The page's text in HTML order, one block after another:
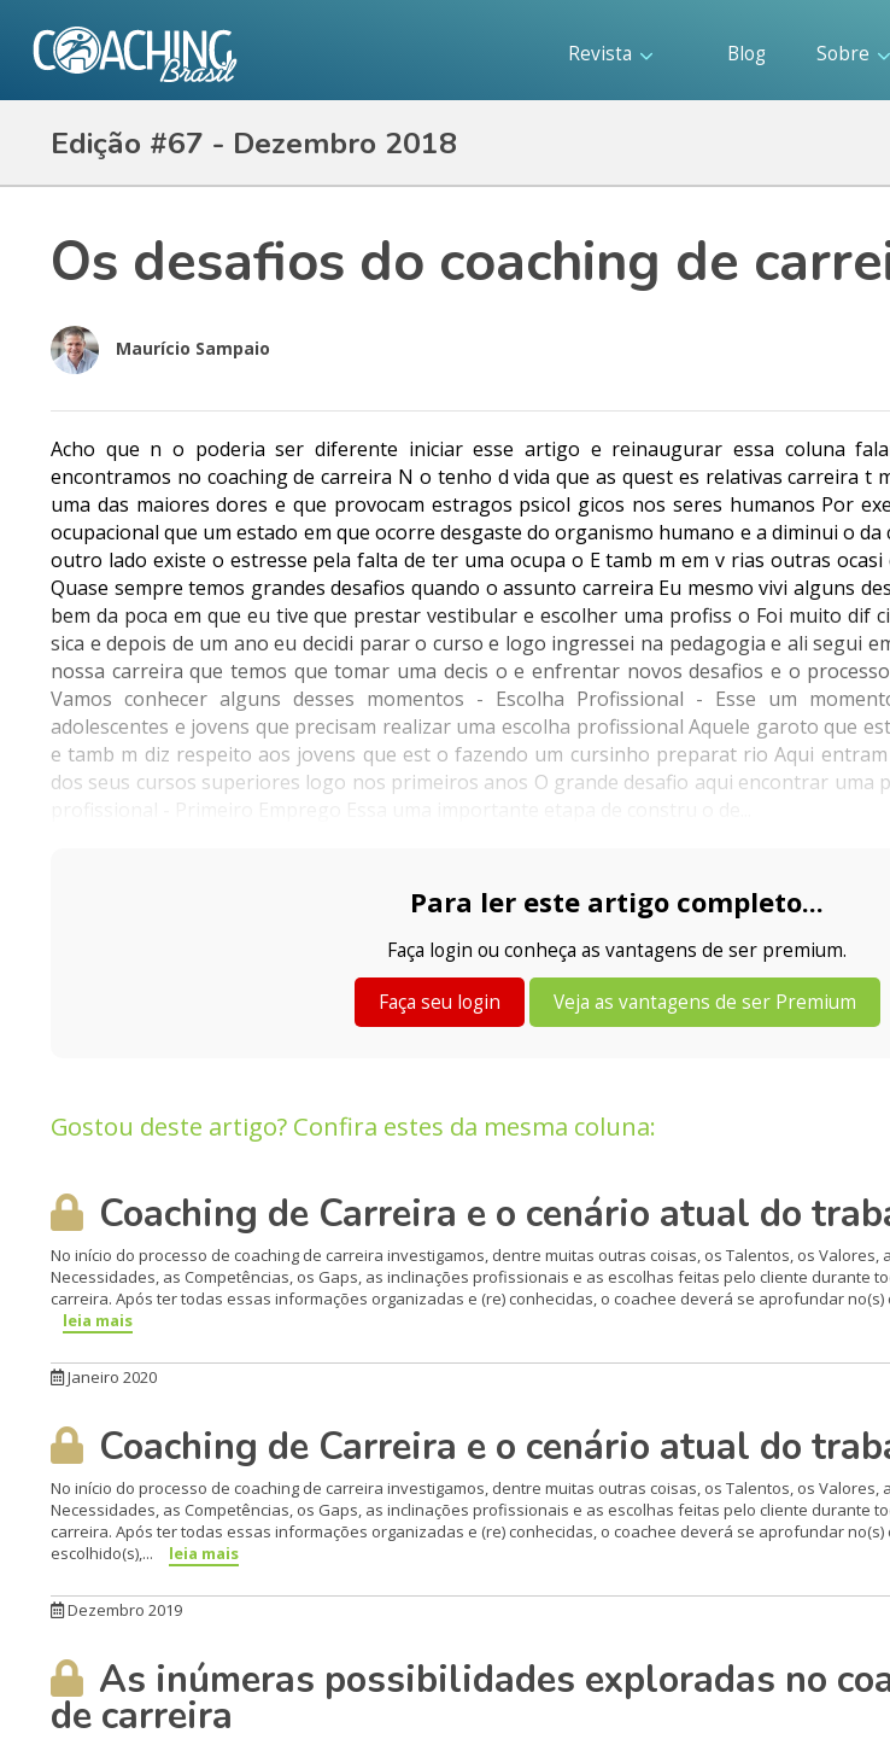
Revista Blog Sobre
Edição #67 - Dezembro 2018
Os desafios do coaching de
Maurício Sampaio
Acho que n o poderia ser diferente iniciar esse artigo e reinaugurar essa coluna
encontramos no coaching de carreira N o tenho d vida que as quest es relativas carreira t
uma das maiores dores e que provocam estragos psicol gicos nos seres humanos Por
ocupacional que um estado em que ocorre desgaste do organismo humano e a diminui o
outro lado existe o estresse pela falta de ter uma ocupa o E tamb m em v rias outras
Quase sempre temos grandes desafios quando o assunto carreira Eu mesmo vivi alguns
bem da poca em que eu tive que prestar vestibular e escolher uma profiss o Foi muito dif
sica e depois de um ano eu decidi parar o curso e logo ingressei na pedagogia e ali segui
nossa carreira que temos que tomar uma decis o e enfrentar novos desafios e o
Vamos conhecer alguns desses momentos - Escolha Profissional - Esse um
adolescentes e jovens que precisam realizar uma escolha profissional Aquele garoto que
e tamb m diz respeito aos jovens que est o fazendo um cursinho preparat rio Aqui
dos seus cursos superiores logo nos primeiros anos O grande desafio aqui encontrar uma
Para ler este artigo completo...
Faça login ou conheça as vantagens de ser premium.
Faça seu login Veja as vantagens de ser Premium
Gostou deste artigo? Confira estes da mesma coluna:
Coaching de Carreira e o cenário atual do
No início do processo de coaching de carreira investigamos, dentre muitas outras coisas, os Talentos, os Valores,
Necessidades, as Competências, os Gaps, as inclinações profissionais e as escolhas feitas pelo cliente durante
carreira. Após ter todas essas informações organizadas e (re) conhecidas, o coachee deverá se aprofundar no(s)
leia mais
Janeiro 2020
Coaching de Carreira e o cenário atual do
No início do processo de coaching de carreira investigamos, dentre muitas outras coisas, os Talentos, os Valores,
Necessidades, as Competências, os Gaps, as inclinações profissionais e as escolhas feitas pelo cliente durante
carreira. Após ter todas essas informações organizadas e (re) conhecidas, o coachee deverá se aprofundar no(s)
escolhido(s),...
leia mais
Dezembro 2019
As inúmeras possibilidades exploradas no
de carreira